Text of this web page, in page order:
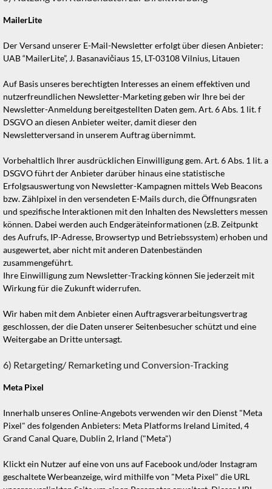
MailerLite
Der Versand unserer E-Mail-Newsletter erfolgt über diesen Anbieter:
UAB “MailerLite”, J. Basanavičiaus 15, LT-03108 Vilnius, Litauen
Auf Basis unseres berechtigten Interesses an einem effektiven und
nutzerfreundlichen Newsletter-Marketing geben wir Ihre bei der
Newsletter-Anmeldung bereitgestellten Daten gem. Art. 6 Abs. 1 lit. f
DSGVO an diesen Anbieter weiter, damit dieser den
Newsletterversand in unserem Auftrag übernimmt.
Vorbehaltlich Ihrer ausdrücklichen Einwilligung gem. Art. 6 Abs. 1 lit. a
DSGVO führt der Anbieter darüber hinaus eine statistische
Erfolgsauswertung von Newsletter-Kampagnen mittels Web Beacons
bzw. Zählpixel in den versendeten E-Mails durch, die Öffnungsraten
und spezifische Interaktionen mit den Inhalten des Newsletters messen
können. Dabei werden auch Endgeräteinformationen (z.B. Zeitpunkt
des Aufrufs, IP-Adresse, Browsertyp und Betriebssystem) erhoben und
ausgewertet, aber nicht mit anderen Datenbeständen
zusammengeführt.
Ihre Einwilligung zum Newsletter-Tracking können Sie jederzeit mit
Wirkung für die Zukunft widerrufen.
Wir haben mit dem Anbieter einen Auftragsverarbeitungsvertrag
geschlossen, der die Daten unserer Seitenbesucher schützt und eine
Weitergabe an Dritte untersagt.
6) Retargeting/ Remarketing und Conversion-Tracking
Meta Pixel
Innerhalb unseres Online-Angebots verwenden wir den Dienst "Meta
Pixel" des folgenden Anbieters: Meta Platforms Ireland Limited, 4
Grand Canal Quare, Dublin 2, Irland ("Meta")
Klickt ein Nutzer auf eine von uns auf Facebook und/oder Instagram
geschaltete Werbeanzeige, wird mithilfe von "Meta Pixel" die URL